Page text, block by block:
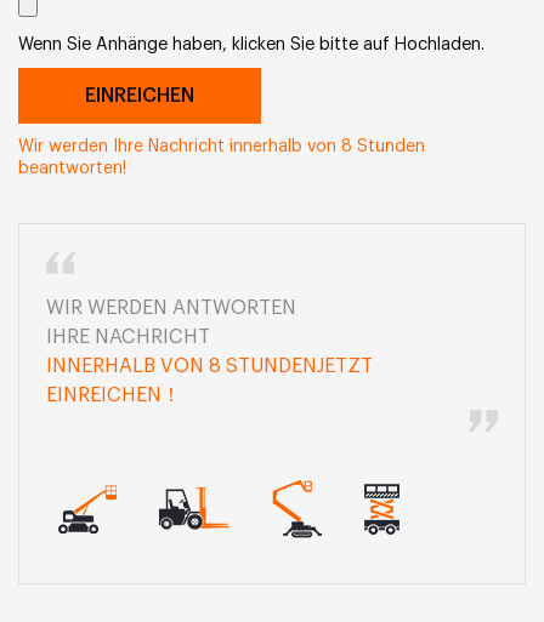
Wenn Sie Anhänge haben, klicken Sie bitte auf Hochladen.
Wir werden Ihre Nachricht innerhalb von 8 Stunden
beantworten!
WIR WERDEN ANTWORTEN
IHRE NACHRICHT
INNERHALB VON 8 STUNDENJETZT
EINREICHEN！